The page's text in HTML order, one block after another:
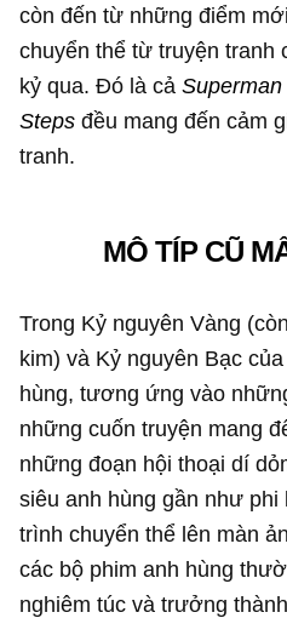
còn đến từ những điểm
chuyển thể từ truyện tranh
kỷ qua. Đó là cảSuperman
Steps đều mang đến cảm
tranh.
MÔ TÍP CŨ
Trong Kỷ nguyên Vàng
kim) và Kỷ nguyên Bạc
hùng, tương ứng vào
những cuốn truyện mang
những đoạn hội thoại dí
siêu anh hùng gần như
trình chuyển thể lên màn
các bộ phim anh hùng
nghiêm túc và trưởng